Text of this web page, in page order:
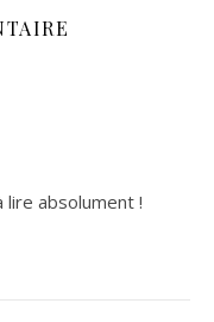
lire absolument !